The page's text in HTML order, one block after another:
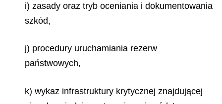
i) zasady oraz tryb oceniania i dokumentowania
szkód,
j) procedury uruchamiania rezerw
państwowych,
k) wykaz infrastruktury krytycznej znajdującej